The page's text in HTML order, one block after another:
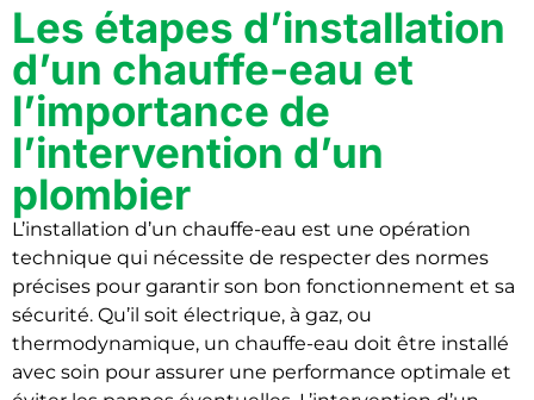
Les étapes d’installation
d’un chauffe-eau et
l’importance de
l’intervention d’un
plombier
L’installation d’un chauffe-eau est une opération
technique qui nécessite de respecter des normes
précises pour garantir son bon fonctionnement et sa
sécurité. Qu’il soit électrique, à gaz, ou
thermodynamique, un chauffe-eau doit être installé
avec soin pour assurer une performance optimale et